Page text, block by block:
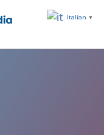
Italian ▼